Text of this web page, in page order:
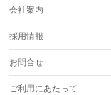
会社案内
採用情報
お問合せ
ご利用にあたって